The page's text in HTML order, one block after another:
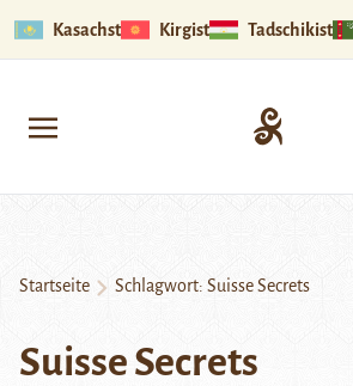
Kasachstan Kirgistan Tadschikistan
Startseite Schlagwort: Suisse Secrets
Suisse Secrets